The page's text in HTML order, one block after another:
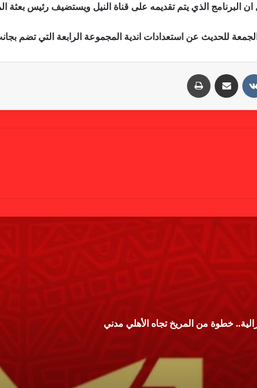
البرنامج الذي يتم تقديمه على قناة النيل ويستضيف رئيس بعثة
للحديث عن استعدادات اندية المجموعة الرابعة التي تضم
خطوة من المريخ تجاه الأهلي مدني